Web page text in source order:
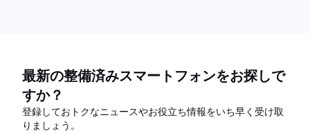
最新の整備済みスマートフォンをお探しで
すか？
登録しておトクなニュースやお役立ち情報をいち早く受け取
りましょう。